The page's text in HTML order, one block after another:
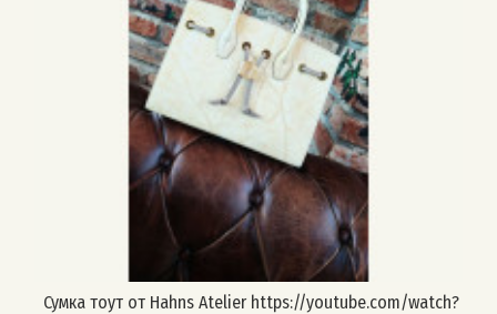
Сумка тоут от Hahns Atelier https://youtube.com/watch?